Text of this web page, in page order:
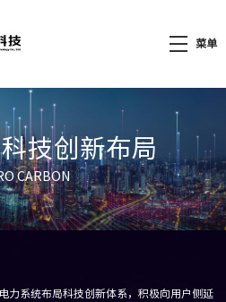
菜单
技创新布局
CARBON
系统布局科技创新体系，积极向用户侧延